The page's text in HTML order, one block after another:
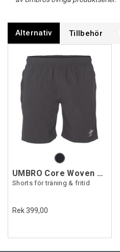
Alternativ Tillbehör
UMBRO Core Woven Shorts Jr
Shorts för träning & fritid
Rek 399,00